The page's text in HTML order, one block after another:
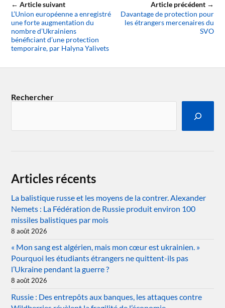
← Article suivant
L’Union européenne a enregistré
une forte augmentation du
nombre d’Ukrainiens
bénéficiant d’une protection
temporaire, par Halyna Yalivets
Article précédent →
Davantage de protection pour
les étrangers mercenaires du
SVO
Rechercher
Articles récents
La balistique russe et les moyens de la contrer. Alexander
Nemets : La Fédération de Russie produit environ 100
missiles balistiques par mois
8 août 2026
« Mon sang est algérien, mais mon cœur est ukrainien. »
Pourquoi les étudiants étrangers ne quittent-ils pas
l’Ukraine pendant la guerre ?
8 août 2026
Russie : Des entrepôts aux banques, les attaques contre